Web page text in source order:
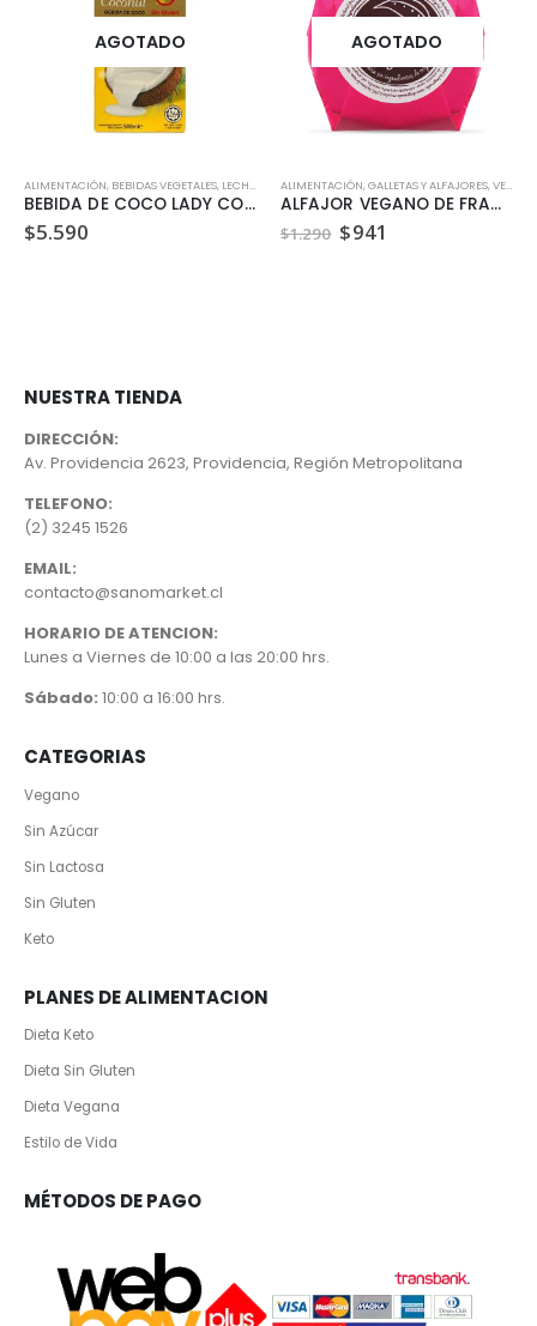
,VEGANO
AGOTADO
ALIMENTACIÓN, BEBIDAS VEGETALES, LECHES Y JUGOS ,SIN GLUTEN,SIN LACTOSA,VEGANO
BEBIDA DE COCO LADY COCONUT 500 ML
$5.590
AGOTADO
ALIMENTACIÓN,GALLETAS Y ALFAJORES,VEGANO
ALFAJOR VEGANO DE FRAMBUESA DULZURA VEGETAL 35GR
$1.290 El
precio
$941
NUESTRA TIENDA
DIRECCIÓN:
Av. Providencia 2623, Providencia, Región Metropolitana
TELEFONO:
(2) 3245 1526
EMAIL:
contacto@sanomarket.cl
HORARIO DE ATENCION:
Lunes a Viernes de 10:00 a las 20:00 hrs.
Sábado: 10:00 a 16:00 hrs.
CATEGORIAS
Vegano
Sin Azúcar
Sin Lactosa
Sin Gluten
Keto
PLANES DE ALIMENTACION
Dieta Keto
Dieta Sin Gluten
Dieta Vegana
Estilo de Vida
MÉTODOS DE PAGO